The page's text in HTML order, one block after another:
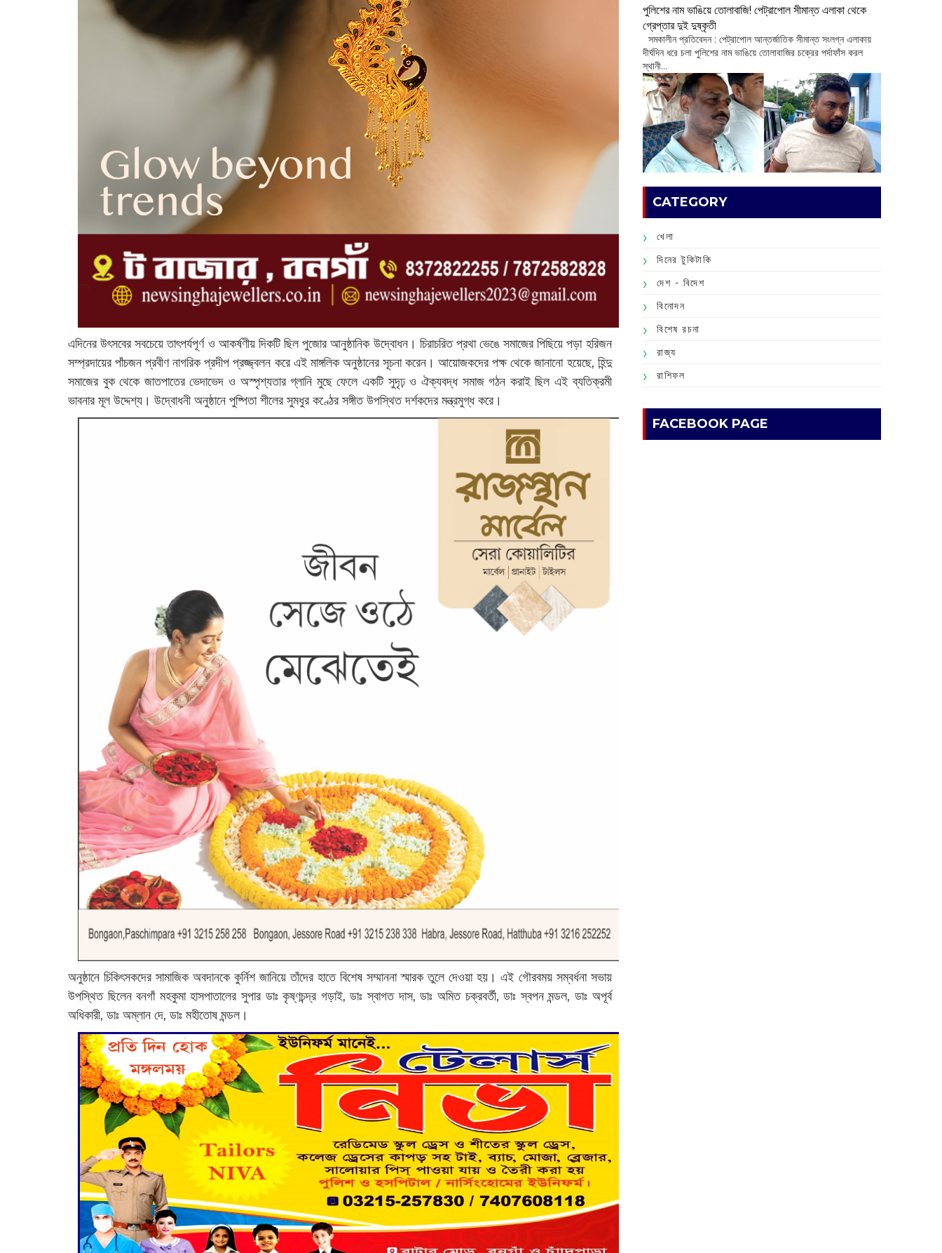
এদিনের উৎসবের সবচেয়ে তাৎপর্যপূর্ণ ও আকর্ষণীয় দিকটি ছিল পুজোর আনুষ্ঠানিক উদ্বোধন। চিরাচরিত প্রথা ভেঙে সমাজের পিছিয়ে পড়া হরিজন
সম্প্রদায়ের পাঁচজন প্রবীণ নাগরিক প্রদীপ প্রজ্জ্বলন করে এই মাঙ্গলিক অনুষ্ঠানের সূচনা করেন। আয়োজকদের পক্ষ থেকে জানানো হয়েছে, হিন্দু
সমাজের বুক থেকে জাতপাতের ভেদাভেদ ও অস্পৃশ্যতার গ্লানি মুছে ফেলে একটি সুদৃঢ় ও ঐক্যবদ্ধ সমাজ গঠন করাই ছিল এই ব্যতিক্রমী
ভাবনার মূল উদ্দেশ্য। উদ্বোধনী অনুষ্ঠানে পুষ্পিতা শীলের সুমধুর কণ্ঠের সঙ্গীত উপস্থিত দর্শকদের মন্ত্রমুগ্ধ করে।
অনুষ্ঠানে চিকিৎসকদের সামাজিক অবদানকে কুর্নিশ জানিয়ে তাঁদের হাতে বিশেষ সম্মাননা স্মারক তুলে দেওয়া হয়। এই গৌরবময় সম্বর্ধনা সভায়
উপস্থিত ছিলেন বনগাঁ মহকুমা হাসপাতালের সুপার ডাঃ কৃষ্ণচন্দ্র গড়াই, ডাঃ স্বাগত দাস, ডাঃ অমিত চক্রবর্তী, ডাঃ স্বপন মন্ডল, ডাঃ অপূর্ব
অধিকারী, ডাঃ অম্লান দে, ডাঃ মহীতোষ মন্ডল।
পুলিশের নাম ভাঙিয়ে তোলাবাজি! পেট্রাপোল সীমান্ত এলাকা থেকে
গ্রেপ্তার দুই দুষ্কৃতী
সমকালীন প্রতিবেদন : পেট্রাপোল আন্তর্জাতিক সীমান্ত সংলগ্ন এলাকায়
দীর্ঘদিন ধরে চলা পুলিশের নাম ভাঙিয়ে তোলাবাজির চক্রের পর্দাফাঁস করল
স্থানী...
CATEGORY
খেলা
দিনের টুকিটাকি
দেশ - বিদেশ
বিনোদন
বিশেষ রচনা
রাজ্য
রাশিফল
FACEBOOK PAGE